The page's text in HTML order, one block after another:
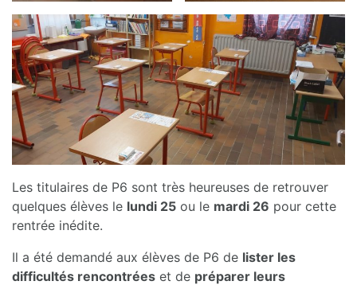
Les titulaires de P6 sont très heureuses de retrouver
quelques élèves le lundi 25 ou le mardi 26 pour cette
rentrée inédite.
Il a été demandé aux élèves de P6 de lister les
difficultés rencontrées et de préparer leurs